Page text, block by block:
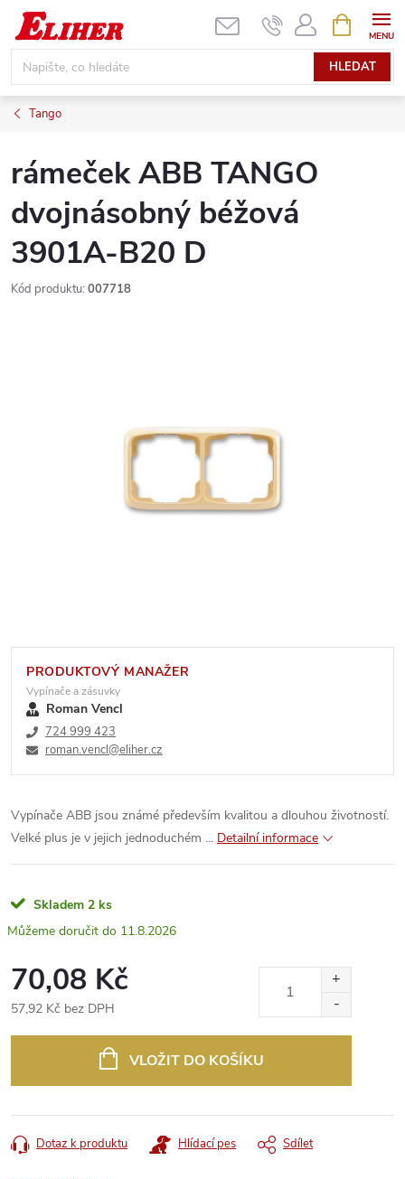
Přejít
obsah
HLEDAT
NÁKUPNÍ
KOŠÍK
Tango
rámeček ABB TANGO
dvojnásobný béžová
3901A-B20 D
Kód produktu: 007718
PRODUKTOVÝ MANAŽER
Vypínače a zásuvky
Roman Vencl
724 999 423
roman.vencl@eliher.cz
Vypínače ABB jsou známé především kvalitou a dlouhou životností.
Velké plus je v jejich jednoduchém ... Detailní informace
Skladem 2 ks
11.8.2026
70,08 Kč
57,92 Kč bez DPH
VLOŽIT DO KOŠÍKU
Dotaz k produktu Hlídací pes Sdílet